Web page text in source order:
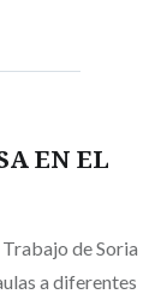
EN EL
de Soria
a diferentes